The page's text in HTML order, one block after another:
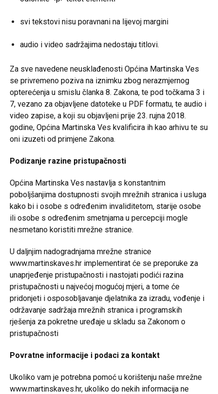
svi tekstovi nisu poravnani na lijevoj margini
audio i video sadržajima nedostaju titlovi.
Za sve navedene neusklađenosti Općina Martinska Ves
se privremeno poziva na iznimku zbog nerazmjernog
opterećenja u smislu članka 8. Zakona, te pod točkama 3 i
7, vezano za objavljene datoteke u PDF formatu, te audio i
video zapise, a koji su objavljeni prije 23. rujna 2018.
godine, Općina Martinska Ves kvalificira ih kao arhivu te su
oni izuzeti od primjene Zakona.
Podizanje razine pristupačnosti
Općina Martinska Ves nastavlja s konstantnim
poboljšanjima dostupnosti svojih mrežnih stranica i usluga
kako bi i osobe s određenim invaliditetom, starije osobe
ili osobe s određenim smetnjama u percepciji mogle
nesmetano koristiti mrežne stranice.
U daljnjim nadogradnjama mrežne stranice
www.martinskaves.hr implementirat će se preporuke za
unaprjeđenje pristupačnosti i nastojati podići razina
pristupačnosti u najvećoj mogućoj mjeri, a tome će
pridonjeti i osposobljavanje djelatnika za izradu, vođenje i
održavanje sadržaja mrežnih stranica i programskih
rješenja za pokretne uređaje u skladu sa Zakonom o
pristupačnosti
Povratne informacije i podaci za kontakt
Ukoliko vam je potrebna pomoć u korištenju naše mrežne
www.martinskaves.hr, ukoliko do nekih informacija ne